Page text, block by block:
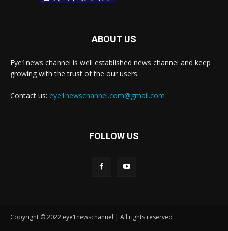
ABOUT US
Eye1news channel is well established news channel and keep
growing with the trust of the our users.
Contact us: eye1newschannel.com@gmail.com
FOLLOW US
Copyright © 2022 eye1newschannel | All rights reserved